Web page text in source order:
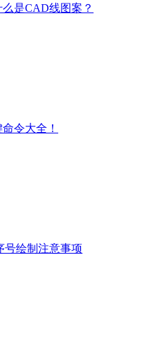
是CAD线图案？
令大全！
号绘制注意事项